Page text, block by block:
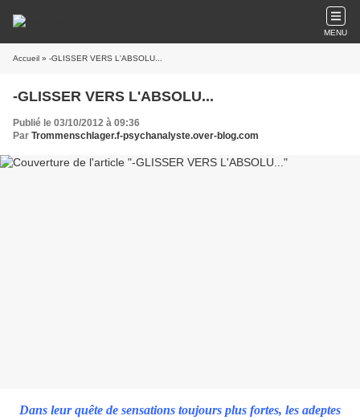
MENU
Accueil » -GLISSER VERS L'ABSOLU...
-GLISSER VERS L'ABSOLU...
Publié le 03/10/2012 à 09:36
Par Trommenschlager.f-psychanalyste.over-blog.com
Dans leur quête de sensations toujours plus fortes, les adeptes